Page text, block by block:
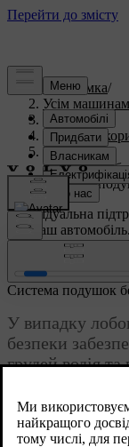
Підтримка/
Усім машинам
S60 2015/
Посібник
Безпека/
Подушки
Система
Індивідуальна
про ваш автомобіль.
Система подушок
У випадку
безпеки
грудей водія